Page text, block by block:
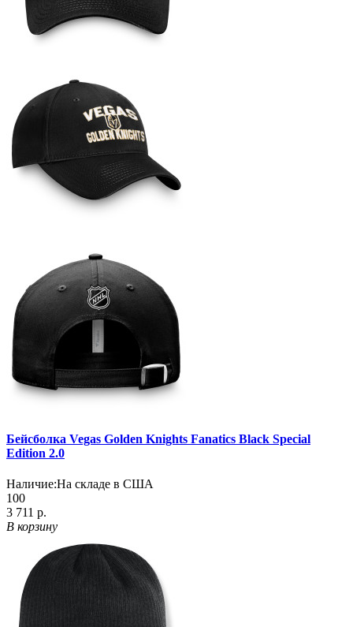
Бейсболка Vegas Golden Knights Fanatics Black Special
Edition 2.0
Наличие:На складе в США
100
3 711 р.
В корзину